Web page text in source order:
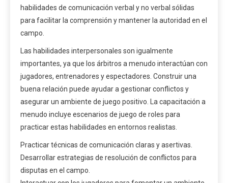
habilidades de comunicación verbal y no verbal sólidas
para facilitar la comprensión y mantener la autoridad en el
campo.
Las habilidades interpersonales son igualmente
importantes, ya que los árbitros a menudo interactúan con
jugadores, entrenadores y espectadores. Construir una
buena relación puede ayudar a gestionar conflictos y
asegurar un ambiente de juego positivo. La capacitación a
menudo incluye escenarios de juego de roles para
practicar estas habilidades en entornos realistas.
Practicar técnicas de comunicación claras y asertivas.
Desarrollar estrategias de resolución de conflictos para
disputas en el campo.